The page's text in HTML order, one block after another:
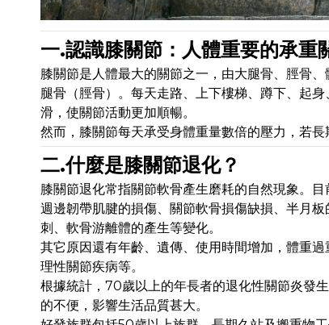
一.認識膝關節：人體重要的承重
膝關節是人體最大的關節之一，由大腿骨、脛骨
腿骨（脛骨）。每天走路、上下樓梯、蹲下、起
滑，使關節活動更加順暢。
然而，膝關節每天承受身體重量數倍的壓力，若
二.什麼是膝關節退化？
膝關節退化常指關節軟骨產生磨耗的自然現象。
週邊韌帶肌腱的損傷、關節軟骨損傷缺損、半月
刺、軟骨游離體的產生等變化。
其它原因還有年齡、遺傳、使用時間增加，體重
理性關節疾病等。
根據統計，70歲以上的年長者的退化性關節炎發
的不便，影響生活品質甚大。